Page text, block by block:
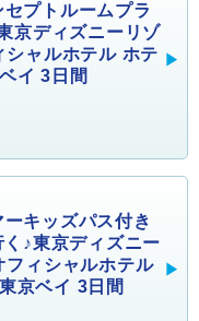
セプトルームプラ
京ディズニーリゾ
シャルホテル ホテ
イ 3日間
ーキッズパス付き
♪東京ディズニー
フィシャルホテル
京ベイ 3日間